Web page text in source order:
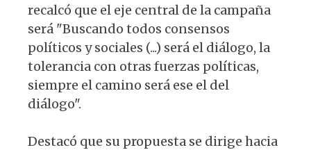
recalcó que el eje central de la campaña
será "Buscando todos consensos
políticos y sociales (...) será el diálogo, la
tolerancia con otras fuerzas políticas,
siempre el camino será ese el del
diálogo".
Destacó que su propuesta se dirige hacia